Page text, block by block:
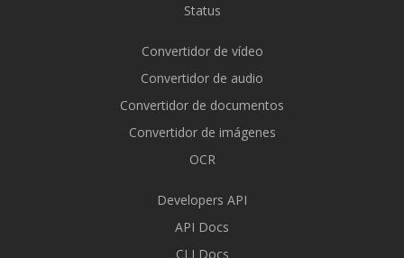
Status
Convertidor de vídeo
Convertidor de audio
Convertidor de documentos
Convertidor de imágenes
OCR
Developers API
API Docs
CLI Docs